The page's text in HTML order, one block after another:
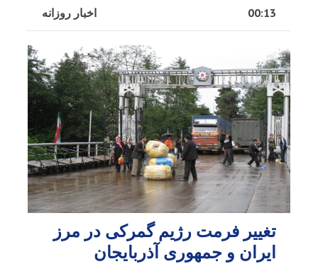
اخبار روزانه 00:13
تغییر فرمت رژیم گمرکی در مرز
ایران و جمهوری آذربایجان